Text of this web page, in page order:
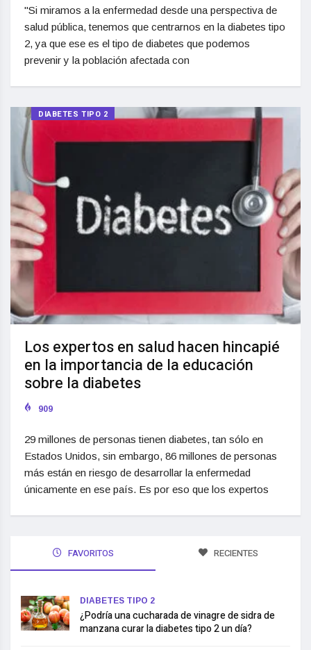
"Si miramos a la enfermedad desde una perspectiva de
salud pública, tenemos que centrarnos en la diabetes tipo
2, ya que ese es el tipo de diabetes que podemos
prevenir y la población afectada con
DIABETES TIPO 2
Los expertos en salud hacen hincapié
en la importancia de la educación
sobre la diabetes
909
29 millones de personas tienen diabetes, tan sólo en
Estados Unidos, sin embargo, 86 millones de personas
más están en riesgo de desarrollar la enfermedad
únicamente en ese país. Es por eso que los expertos
FAVORITOS RECIENTES
DIABETES TIPO 2
¿Podría una cucharada de vinagre de sidra de
manzana curar la diabetes tipo 2 un día?